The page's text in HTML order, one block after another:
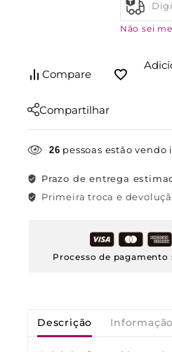
Não sei
Compare
Compartilhar
26 pessoas estão vendo
Prazo de entrega
Primeira troca e
Processo de
Descrição